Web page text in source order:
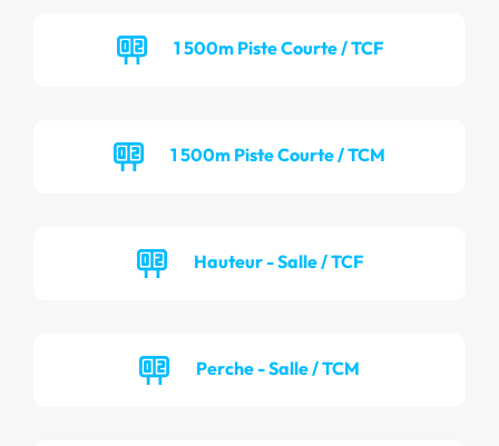
1 500m Piste Courte / TCF
1 500m Piste Courte / TCM
Hauteur - Salle / TCF
Perche - Salle / TCM